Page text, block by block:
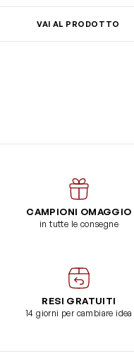
VAI AL PRODOTTO
CAMPIONI OMAGGIO
in tutte le consegne
RESI GRATUITI
14 giorni per cambiare idea